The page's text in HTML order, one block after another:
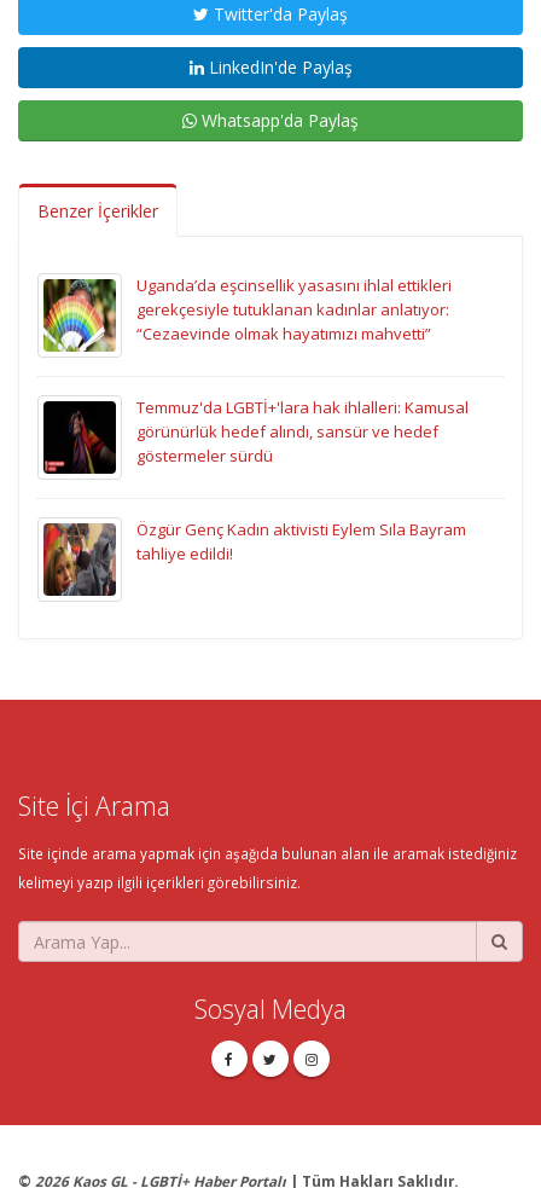
Twitter'da Paylaş
LinkedIn'de Paylaş
Whatsapp'da Paylaş
Benzer İçerikler
Uganda’da eşcinsellik yasasını ihlal ettikleri
gerekçesiyle tutuklanan kadınlar anlatıyor:
“Cezaevinde olmak hayatımızı mahvetti”
Temmuz'da LGBTİ+'lara hak ihlalleri: Kamusal
görünürlük hedef alındı, sansür ve hedef
göstermeler sürdü
Özgür Genç Kadın aktivisti Eylem Sıla Bayram
tahliye edildi!
Site İçi Arama
Site içinde arama yapmak için aşağıda bulunan alan ile aramak istediğiniz
kelimeyi yazıp ilgili içerikleri görebilirsiniz.
Sosyal Medya
© 2026 Kaos GL - LGBTİ+ Haber Portalı | Tüm Hakları Saklıdır.